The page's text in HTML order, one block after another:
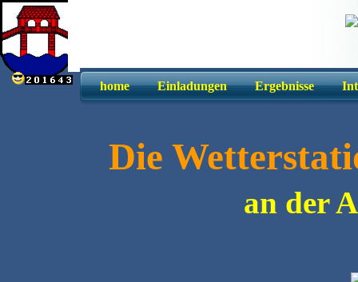
home Einladungen Ergebnisse
Die
an der